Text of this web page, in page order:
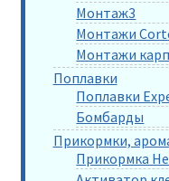
Монтаж3
Монтажи
Монтажи
Поплавки
Поплавки
Бомбарды
Прикормки,
Прикормка